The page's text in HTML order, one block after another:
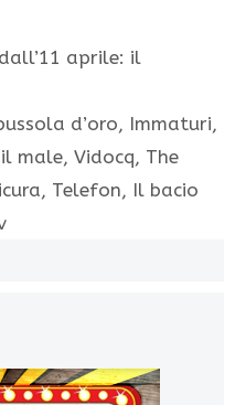
aprile: il
d’oro, Immaturi,
male, Vidocq, The
Telefon, Il bacio